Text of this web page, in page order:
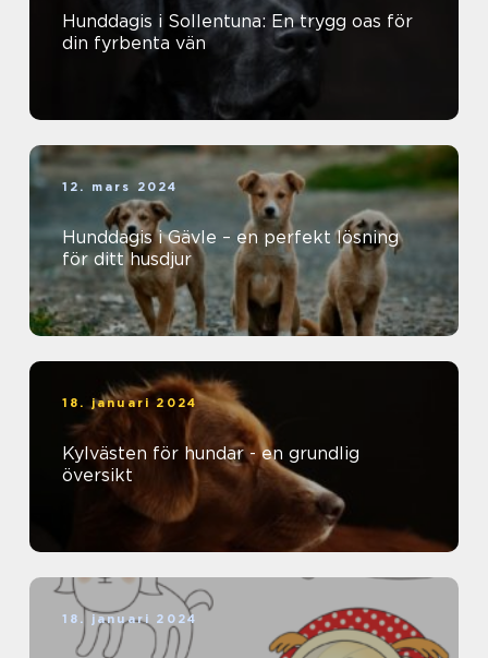
Hunddagis i Sollentuna: En trygg oas för
din fyrbenta vän
12. mars 2024
Hunddagis i Gävle – en perfekt lösning
för ditt husdjur
18. januari 2024
Kylvästen för hundar - en grundlig
översikt
18. januari 2024